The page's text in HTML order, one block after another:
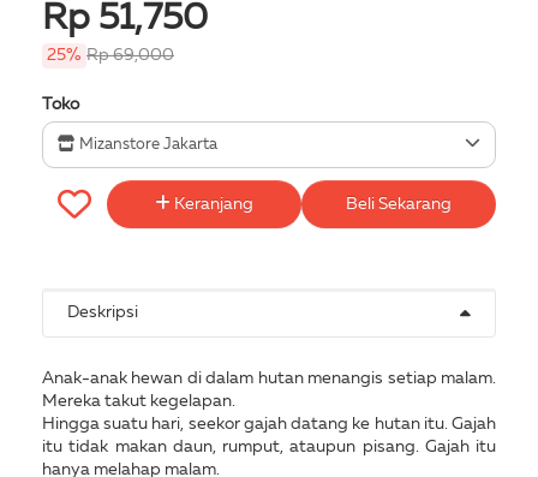
Rp 51,750
25% Rp 69,000
Toko
Mizanstore Jakarta
Keranjang Beli Sekarang
Deskripsi
Anak-anak hewan di dalam hutan menangis setiap malam.
Mereka takut kegelapan.
Hingga suatu hari, seekor gajah datang ke hutan itu. Gajah
itu tidak makan daun, rumput, ataupun pisang. Gajah itu
hanya melahap malam.